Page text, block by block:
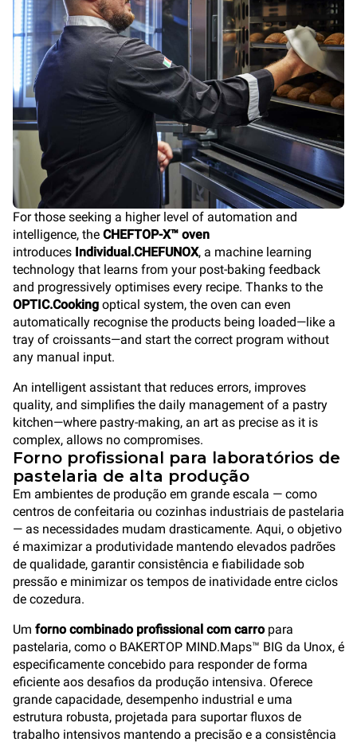
For those seeking a higher level of automation and
intelligence, the CHEFTOP-X™ oven
introduces Individual.CHEFUNOX, a machine learning
technology that learns from your post-baking feedback
and progressively optimises every recipe. Thanks to the
OPTIC.Cooking optical system, the oven can even
automatically recognise the products being loaded—like a
tray of croissants—and start the correct program without
any manual input.
An intelligent assistant that reduces errors, improves
quality, and simplifies the daily management of a pastry
kitchen—where pastry-making, an art as precise as it is
complex, allows no compromises.
Forno profissional para laboratórios de
pastelaria de alta produção
Em ambientes de produção em grande escala — como
centros de confeitaria ou cozinhas industriais de pastelaria
— as necessidades mudam drasticamente. Aqui, o objetivo
é maximizar a produtividade mantendo elevados padrões
de qualidade, garantir consistência e fiabilidade sob
pressão e minimizar os tempos de inatividade entre ciclos
de cozedura.
Um forno combinado profissional com carropara
pastelaria, como o BAKERTOP MIND.Maps™ BIG da Unox, é
especificamente concebido para responder de forma
eficiente aos desafios da produção intensiva. Oferece
grande capacidade, desempenho industrial e uma
estrutura robusta, projetada para suportar fluxos de
trabalho intensivos mantendo a precisão e a consistência